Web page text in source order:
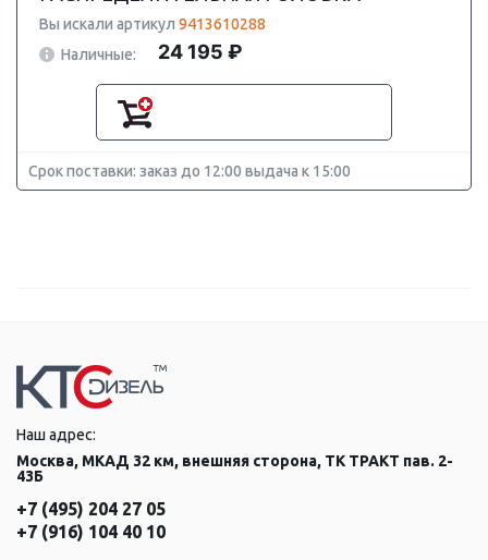
Вы искали артикул 9413610288
Наличные:
24 195 ₽
Срок поставки: заказ до 12:00 выдача к 15:00
Наш адрес:
Москва, МКАД 32 км, внешняя сторона, ТК ТРАКТ пав. 2-
43Б
+7 (495) 204 27 05
+7 (916) 104 40 10